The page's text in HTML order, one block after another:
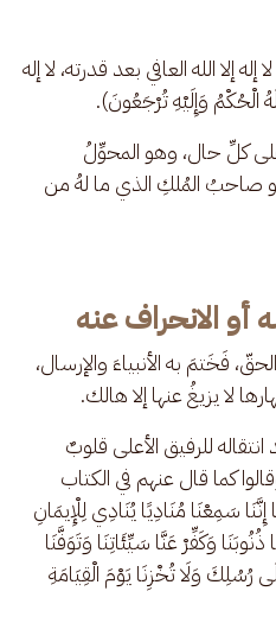
إله إلا الله العافي بعد قدرته، لا إله
الْحُكْمُ وَإِلَيْهِ تُرْجَعُونَ).
كلِّ حال، وهو المحوِّلُ
صاحبُ المُلكِ الذي ما لهُ من
أو الانحراف عنه
فَخَتمَ به الأنبياءَ والإرسال،
لا يزيغُ عنها إلا هالك.
للرفيق الأعلى قلوبٌ
كما قال عنهم في الكتاب
سَمِعْنَا مُنَادِيًا يُنَادِي لِلْإِيمَانِ
ذُنُوبَنَا وَكَفِّرْ عَنَّا سَيِّئَاتِنَا وَتَوَفَّنَا
رُسُلِكَ وَلَا تُخْزِنَا يَوْمَ الْقِيَامَةِ